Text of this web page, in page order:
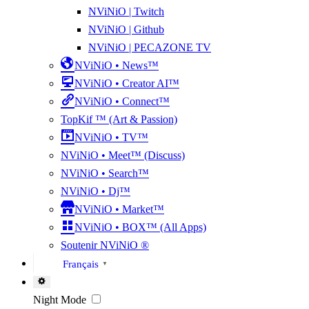
NViNiO | Twitch
NViNiO | Github
NViNiO | PECAZONE TV
NViNiO • News™
NViNiO • Creator AI™
NViNiO • Connect™
TopKif ™ (Art & Passion)
NViNiO • TV™
NViNiO • Meet™ (Discuss)
NViNiO • Search™
NViNiO • Dj™
NViNiO • Market™
NViNiO • BOX™ (All Apps)
Soutenir NViNiO ®
Français ▼
Night Mode